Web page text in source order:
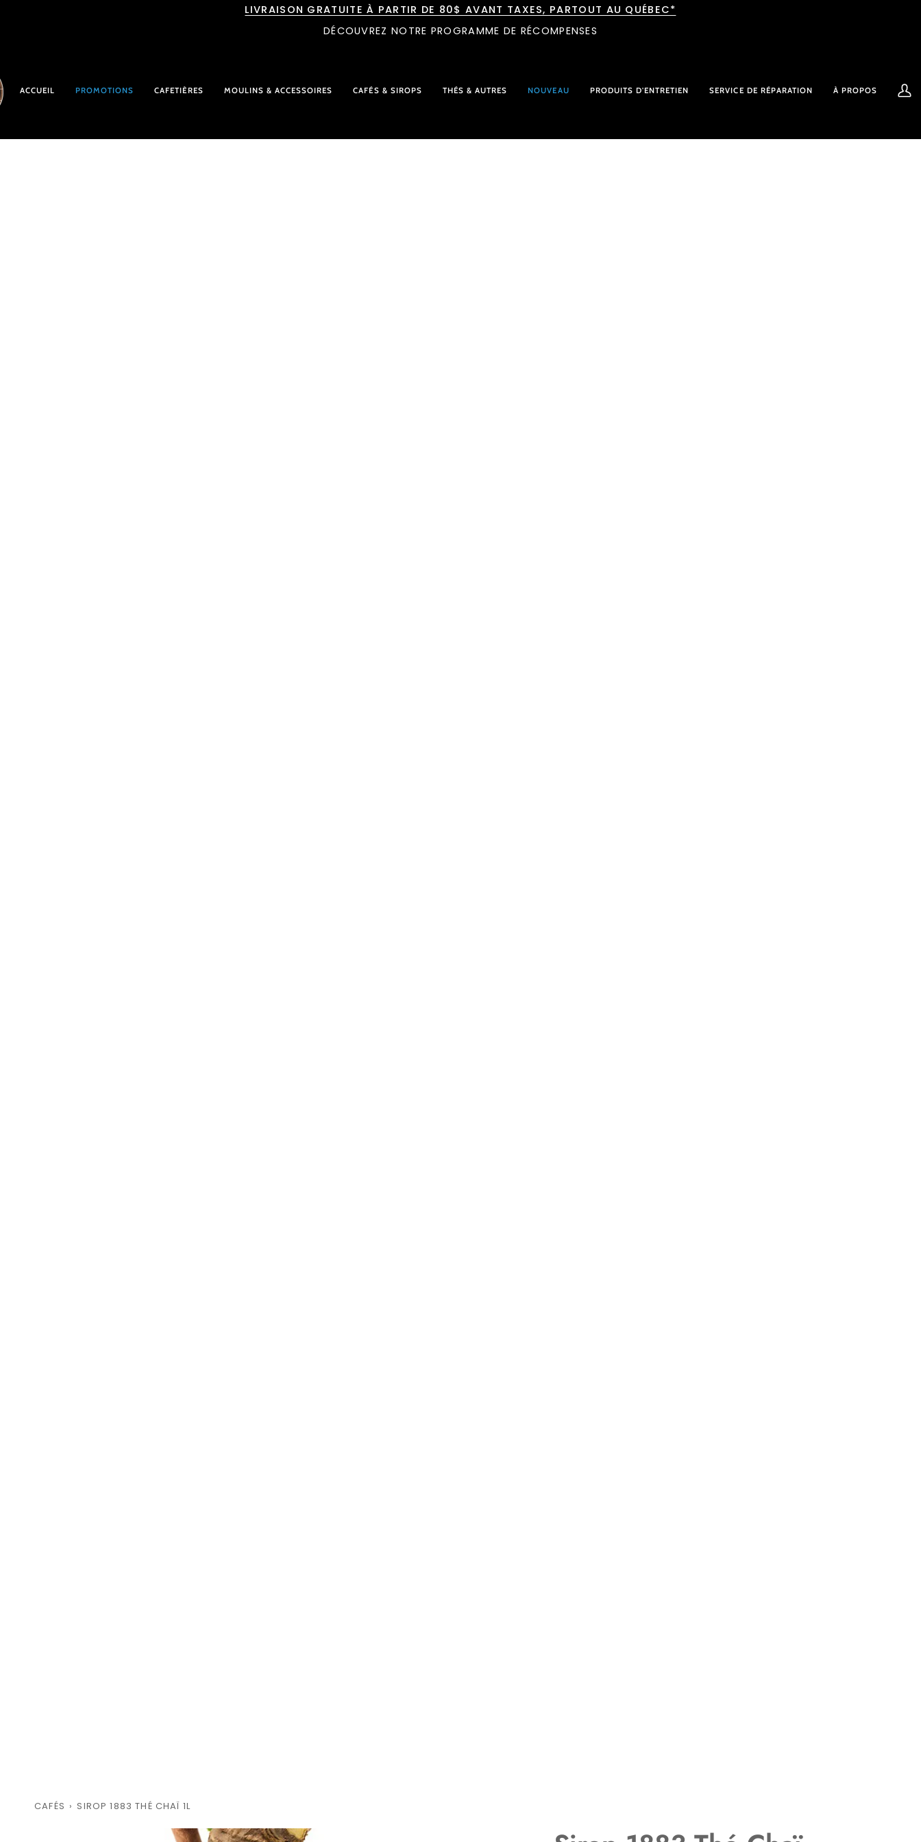
LIVRAISON GRATUITE À PARTIR DE 80$ AVANT TAXES, PARTOUT AU QUÉBEC*
DÉCOUVREZ NOTRE PROGRAMME DE RÉCOMPENSES
ACCUEIL PROMOTIONS CAFETIÈRES MOULINS & ACCESSOIRES CAFÉS & SIROPS THÉS & AUTRES NOUVEAU PRODUITS D'ENTRETIEN SERVICE DE RÉPARATION À PROPOS
Mon
CAFÉS › SIROP 1883 THÉ CHAÏ 1L